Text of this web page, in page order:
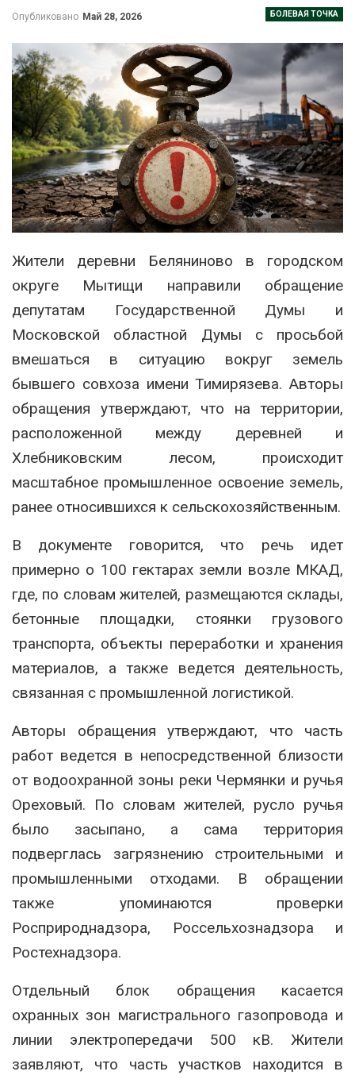
БОЛЕВАЯ ТОЧКА
Опубликовано Май 28, 2026
Жители деревни Беляниново в городском
округе Мытищи направили обращение
депутатам Государственной Думы и
Московской областной Думы с просьбой
вмешаться в ситуацию вокруг земель
бывшего совхоза имени Тимирязева. Авторы
обращения утверждают, что на территории,
расположенной между деревней и
Хлебниковским лесом, происходит
масштабное промышленное освоение земель,
ранее относившихся к сельскохозяйственным.
В документе говорится, что речь идет
примерно о 100 гектарах земли возле МКАД,
где, по словам жителей, размещаются склады,
бетонные площадки, стоянки грузового
транспорта, объекты переработки и хранения
материалов, а также ведется деятельность,
связанная с промышленной логистикой.
Авторы обращения утверждают, что часть
работ ведется в непосредственной близости
от водоохранной зоны реки Чермянки и ручья
Ореховый. По словам жителей, русло ручья
было засыпано, а сама территория
подверглась загрязнению строительными и
промышленными отходами. В обращении
также упоминаются проверки
Росприроднадзора, Россельхознадзора и
Ростехнадзора.
Отдельный блок обращения касается
охранных зон магистрального газопровода и
линии электропередачи 500 кВ. Жители
заявляют, что часть участков находится в